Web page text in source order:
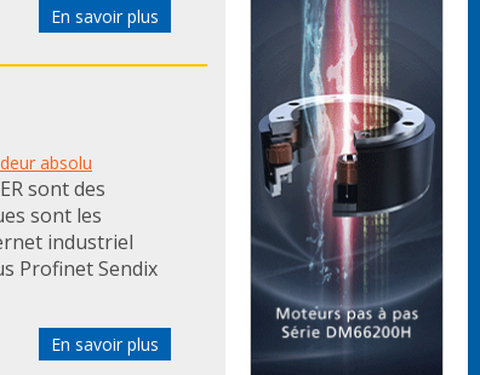
En savoir plus
absolu
sont des
sont les
industriel
Profinet Sendix
En savoir plus